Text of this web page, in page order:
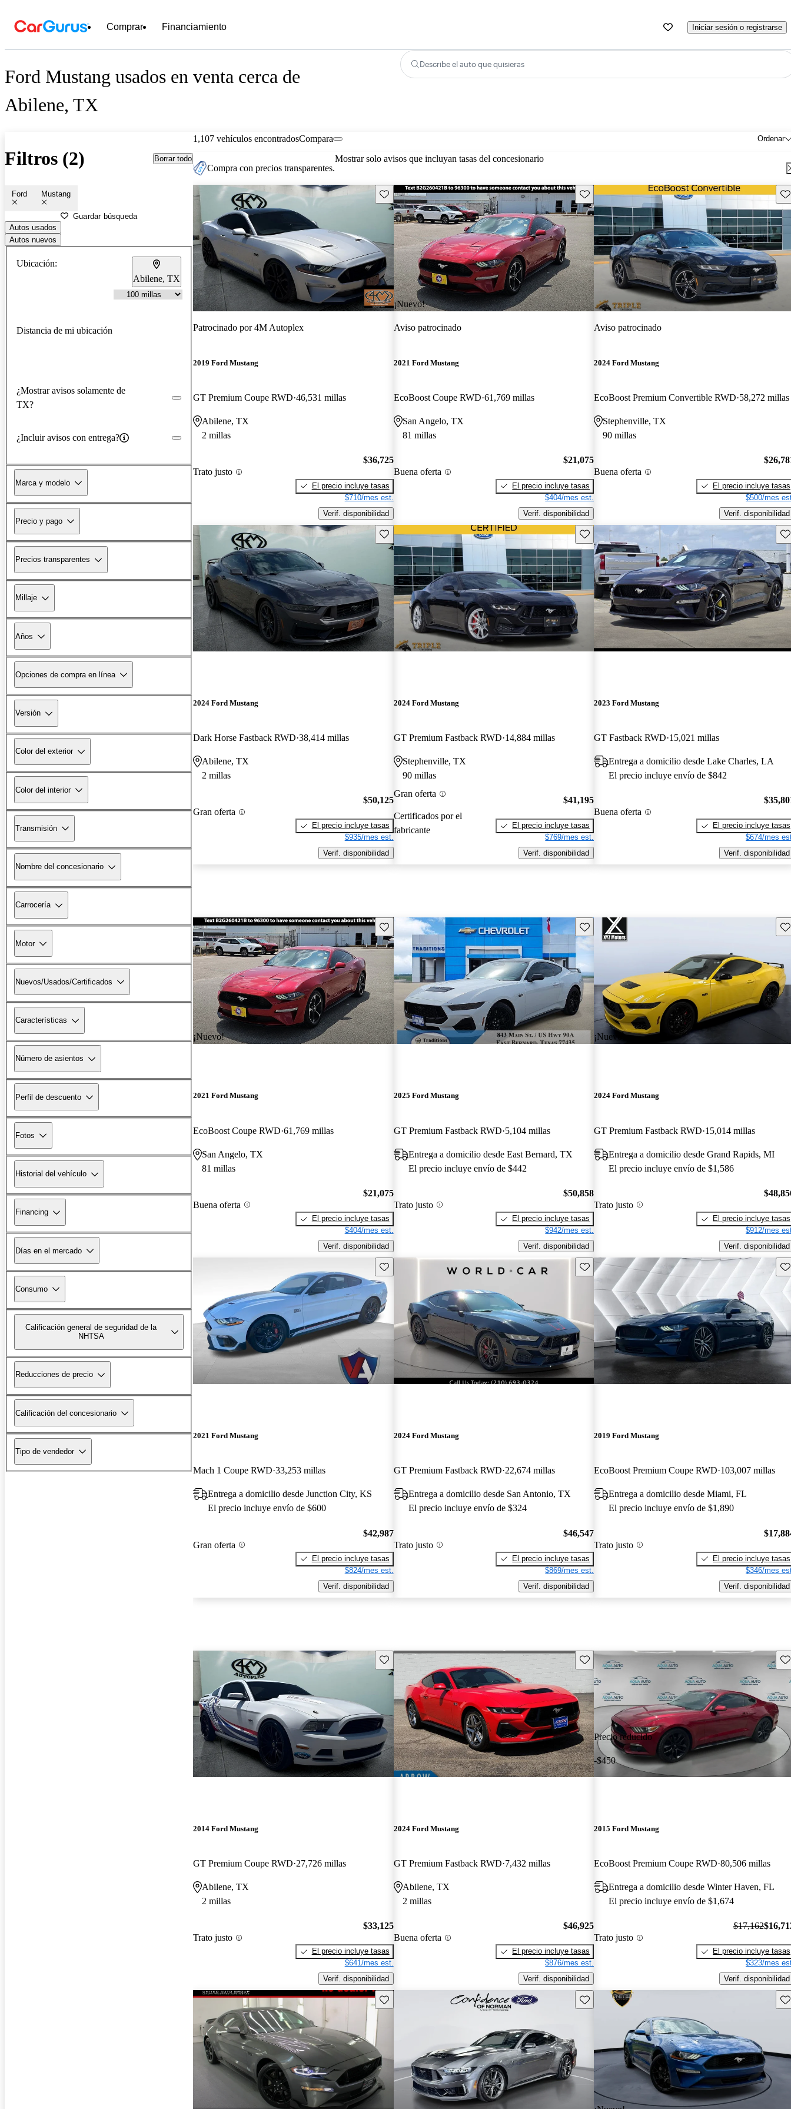
Comprar Financiamiento Iniciar sesión o registrarse
Ford Mustang usados en venta cerca de
Abilene, TX
Describe el auto que quisieras
Filtros (2) Borrar todo
Ford Mustang
Guardar búsqueda
Autos usados
Autos nuevos
Ubicación:
Abilene, TX
Distancia de mi ubicación
¿Mostrar avisos solamente de
TX?
¿Incluir avisos con entrega?
Marca y modelo
Precio y pago
Precios transparentes
Millaje
Años
Opciones de compra en línea
Versión
Color del exterior
Color del interior
Transmisión
Nombre del concesionario
Carrocería
Motor
Nuevos/Usados/Certificados
Características
Número de asientos
Perfil de descuento
Fotos
Historial del vehículo
Financing
Días en el mercado
Consumo
Calificación general de seguridad de la
NHTSA
Reducciones de precio
Calificación del concesionario
Tipo de vendedor
1,107 vehículos encontrados Ordenar
Compara
Compra con precios transparentes.
Mostrar solo avisos que incluyan tasas del concesionario
Guarda este Aviso
Patrocinado por4M Autoplex
2019 Ford Mustang
GT Premium Coupe RWD 46,531 millas
Abilene, TX
2 millas
Trato justo
$36,725
El precio incluye tasas
$710/mes est.
Verif. disponibilidad
¡Nuevo!
Guarda este Aviso
Aviso patrocinado
2021 Ford Mustang
EcoBoost Coupe RWD 61,769 millas
San Angelo, TX
81 millas
Buena oferta
$21,075
El precio incluye tasas
$404/mes est.
Verif. disponibilidad
Aviso patrocinado
2024 Ford Mustang
EcoBoost Premium Convertible RWD 58,272 millas
Stephenville, TX
90 millas
Buena oferta
El precio incluye tasas
$500/mes
Verif. disponibilidad
Guarda este Aviso
2024 Ford Mustang
Dark Horse Fastback RWD 38,414 millas
Abilene, TX
2 millas
Gran oferta
$50,125
El precio incluye tasas
$935/mes est.
Verif. disponibilidad
Guarda este Aviso
2024 Ford Mustang
GT Premium Fastback RWD 14,884 millas
Stephenville, TX
90 millas
Gran oferta
Certificados por el
fabricante
$41,195
El precio incluye tasas
$769/mes est.
Verif. disponibilidad
2023 Ford Mustang
GT Fastback RWD 15,021 millas
Entrega a domicilio desde Lake Charles, LA
El precio incluye envío de $842
Buena oferta
El precio incluye tasas
$674/mes
Verif. disponibilidad
¡Nuevo!
Guarda este Aviso
2021 Ford Mustang
EcoBoost Coupe RWD 61,769 millas
San Angelo, TX
81 millas
Buena oferta
$21,075
El precio incluye tasas
$404/mes est.
Verif. disponibilidad
Guarda este Aviso
2025 Ford Mustang
GT Premium Fastback RWD 5,104 millas
Entrega a domicilio desde East Bernard, TX
El precio incluye envío de $442
Trato justo
$50,858
El precio incluye tasas
$942/mes est.
Verif. disponibilidad
¡Nuevo!
2024 Ford Mustang
GT Premium Fastback RWD 15,014 millas
Entrega a domicilio desde Grand Rapids, MI
El precio incluye envío de $1,586
Trato justo
El precio incluye tasas
$912/mes
Verif. disponibilidad
Guarda este Aviso
2021 Ford Mustang
Mach 1 Coupe RWD 33,253 millas
Entrega a domicilio desde Junction City, KS
El precio incluye envío de $600
Gran oferta
$42,987
El precio incluye tasas
$824/mes est.
Verif. disponibilidad
Guarda este Aviso
2024 Ford Mustang
GT Premium Fastback RWD 22,674 millas
Entrega a domicilio desde San Antonio, TX
El precio incluye envío de $324
Trato justo
$46,547
El precio incluye tasas
$869/mes est.
Verif. disponibilidad
2019 Ford Mustang
EcoBoost Premium Coupe RWD 103,007 millas
Entrega a domicilio desde Miami, FL
El precio incluye envío de $1,890
Trato justo
El precio incluye tasas
$346/mes
Verif. disponibilidad
Guarda este Aviso
2014 Ford Mustang
GT Premium Coupe RWD 27,726 millas
Abilene, TX
2 millas
Trato justo
$33,125
El precio incluye tasas
$641/mes est.
Verif. disponibilidad
Guarda este Aviso
2024 Ford Mustang
GT Premium Fastback RWD 7,432 millas
Abilene, TX
2 millas
Buena oferta
$46,925
El precio incluye tasas
$876/mes est.
Verif. disponibilidad
Precio reducido
-$450
2015 Ford Mustang
EcoBoost Premium Coupe RWD 80,506 millas
Entrega a domicilio desde Winter Haven, FL
El precio incluye envío de $1,674
Trato justo
$17,162
El precio incluye tasas
$323/mes
Verif. disponibilidad
Guarda este Aviso Guarda este Aviso